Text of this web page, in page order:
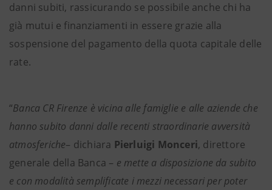
danni subiti, rassicurando se possibile anche chi ha
già mutui e finanziamenti in essere grazie alla
sospensione del pagamento della quota capitale delle
rate.
“Banca CR Firenze è vicina alle famiglie e alle aziende che
hanno subito danni dalle recenti straordinarie avversità
atmosferiche– dichiara Pierluigi Monceri, direttore
generale della Banca – e mette a disposizione da subito
e con modalità semplificate i mezzi necessari per poter